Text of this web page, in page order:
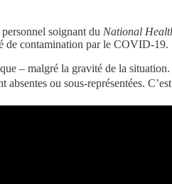
soignant du National
de contamination par le COVID-19.
– malgré la gravité de la
absentes ou sous-représentées.